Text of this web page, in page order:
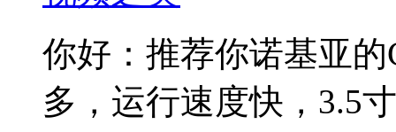
你好：推荐你诺基亚
多，运行速度快，3.5